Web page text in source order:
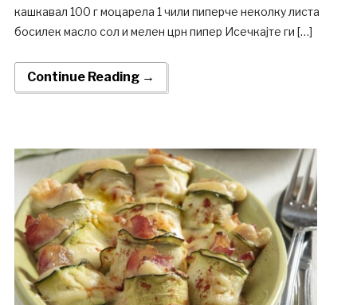
кашкавал 100 г моцарела 1 чили пиперче неколку листа
босилек масло сол и мелен црн пипер Исечкајте ги […]
Continue Reading →